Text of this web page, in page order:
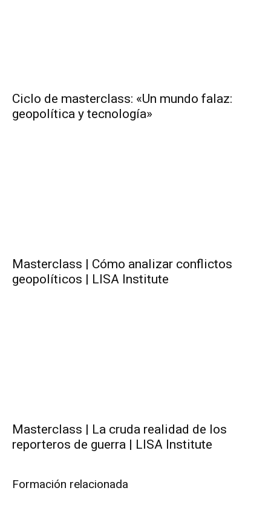
Ciclo de masterclass: «Un mundo falaz:
geopolítica y tecnología»
Masterclass | Cómo analizar conflictos
geopolíticos | LISA Institute
Masterclass | La cruda realidad de los
reporteros de guerra | LISA Institute
Formación relacionada